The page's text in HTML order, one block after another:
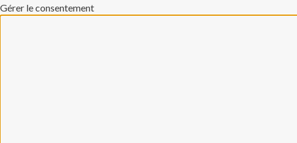
Gérer le consentement